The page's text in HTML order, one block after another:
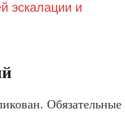
эскалации и